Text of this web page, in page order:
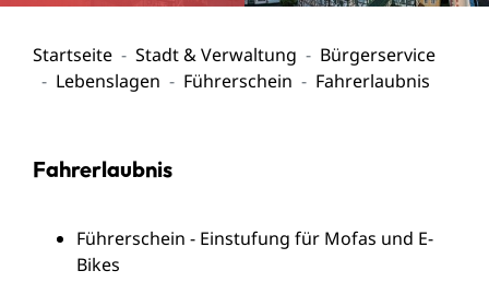
Startseite Stadt & Verwaltung
Bürgerservice
Lebenslagen
Führerschein Fahrerlaubnis
Fahrerlaubnis
Führerschein - Einstufung für Mofas und E-
Bikes